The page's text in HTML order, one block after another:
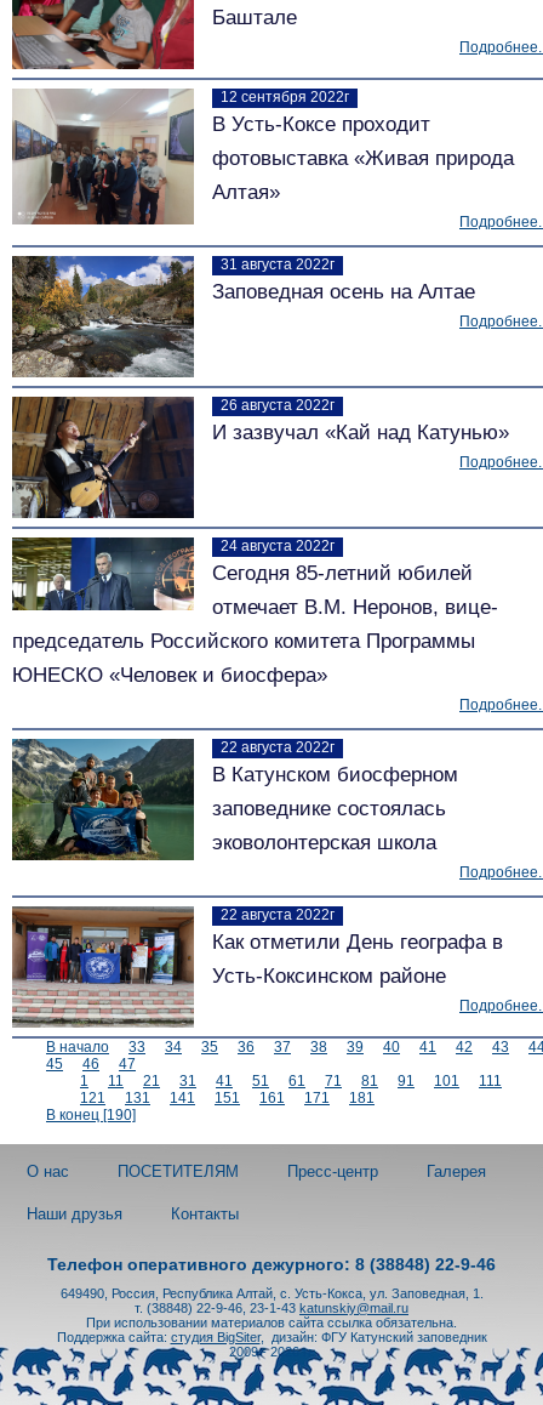
Баштале
12 сентября 2022г
В Усть-Коксе проходит
фотовыставка «Живая природа
Алтая»
31 августа 2022г
Заповедная осень на Алтае
26 августа 2022г
И зазвучал «Кай над Катунью»
24 августа 2022г
Сегодня 85-летний юбилей
отмечает В.М. Неронов, вице-
председатель Российского комитета Программы
ЮНЕСКО «Человек и биосфера»
22 августа 2022г
В Катунском биосферном
заповеднике состоялась
эковолонтерская школа
22 августа 2022г
Как отметили День географа в
Усть-Коксинском районе
В начало 33 34 35 36 37 38 39 40 41 42 43
45
46
47
1
11 21 31 41 51 61 71 81 91 101
111
121
131 141 151 161 171
181
В конец [190]
О нас ПОСЕТИТЕЛЯМ Пресс-центр Галерея
Наши друзья Контакты
Телефон оперативного дежурного: 8 (38848) 22-9-46
649490, Россия, Республика Алтай, с. Усть-Кокса, ул. Заповедная, 1.
т. (38848) 22-9-46, 23-1-43 katunskiy@mail.ru
При использовании материалов сайта ссылка обязательна.
Поддержка сайта: студия BigSiter,
дизайн: ФГУ Катунский заповедник
2009 - 2026 гг.